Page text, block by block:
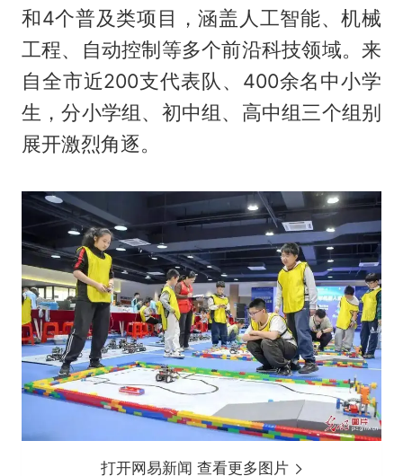
和4个普及类项目，涵盖人工智能、机械
工程、自动控制等多个前沿科技领域。来
自全市近200支代表队、400余名中小学
生，分小学组、初中组、高中组三个组别
展开激烈角逐。
打开网易新闻 查看更多图片